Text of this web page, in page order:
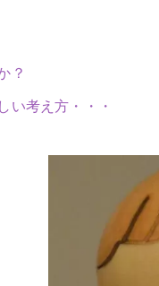
？
い考え方・・・